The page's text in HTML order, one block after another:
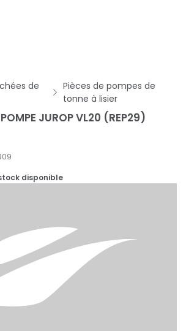
de
Pièces de pompes de
tonne à lisier
JUROP VL20 (REP29)
disponible